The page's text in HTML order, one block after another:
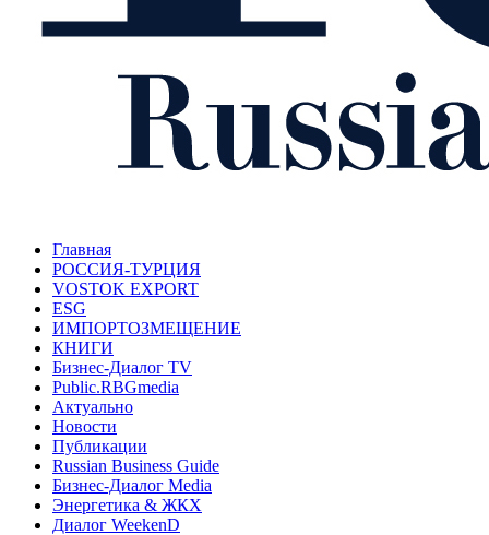
Главная
РОССИЯ-ТУРЦИЯ
VOSTOK EXPORT
ESG
ИМПОРТОЗМЕЩЕНИЕ
КНИГИ
Бизнес-Диалог TV
Public.RBGmedia
Актуально
Новости
Публикации
Russian Business Guide
Бизнес-Диалог Media
Энергетика & ЖКХ
Диалог WeekenD